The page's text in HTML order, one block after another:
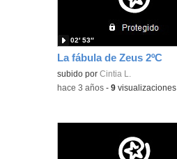
La fábula de Zeus 2ºC
Contenido educativo.
subido porCintia L.
02′ 53″
-hace 3 años -9 visualizaciones